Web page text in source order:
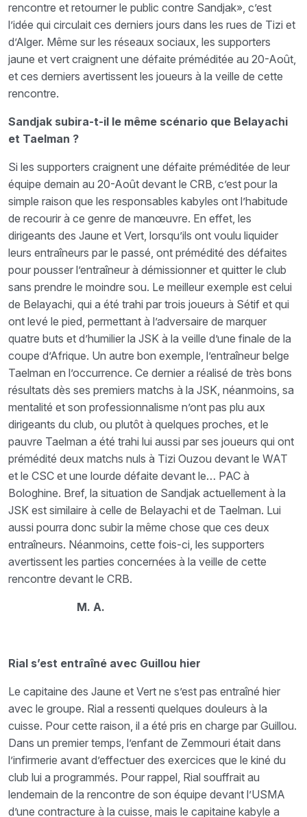
rencontre et retourner le public contre Sandjak», c’est
l’idée qui circulait ces derniers jours dans les rues de Tizi et
d’Alger. Même sur les réseaux sociaux, les supporters
jaune et vert craignent une défaite préméditée au 20-Août,
et ces derniers avertissent les joueurs à la veille de cette
rencontre.
Sandjak subira-t-il le même scénario que Belayachi
et Taelman ?
Si les supporters craignent une défaite préméditée de leur
équipe demain au 20-Août devant le CRB, c’est pour la
simple raison que les responsables kabyles ont l’habitude
de recourir à ce genre de manœuvre. En effet, les
dirigeants des Jaune et Vert, lorsqu’ils ont voulu liquider
leurs entraîneurs par le passé, ont prémédité des défaites
pour pousser l’entraîneur à démissionner et quitter le club
sans prendre le moindre sou. Le meilleur exemple est celui
de Belayachi, qui a été trahi par trois joueurs à Sétif et qui
ont levé le pied, permettant à l’adversaire de marquer
quatre buts et d’humilier la JSK à la veille d’une finale de la
coupe d’Afrique. Un autre bon exemple, l’entraîneur belge
Taelman en l’occurrence. Ce dernier a réalisé de très bons
résultats dès ses premiers matchs à la JSK, néanmoins, sa
mentalité et son professionnalisme n’ont pas plu aux
dirigeants du club, ou plutôt à quelques proches, et le
pauvre Taelman a été trahi lui aussi par ses joueurs qui ont
prémédité deux matchs nuls à Tizi Ouzou devant le WAT
et le CSC et une lourde défaite devant le… PAC à
Bologhine. Bref, la situation de Sandjak actuellement à la
JSK est similaire à celle de Belayachi et de Taelman. Lui
aussi pourra donc subir la même chose que ces deux
entraîneurs. Néanmoins, cette fois-ci, les supporters
avertissent les parties concernées à la veille de cette
rencontre devant le CRB.
M. A.
Rial s’est entraîné avec Guillou hier
Le capitaine des Jaune et Vert ne s’est pas entraîné hier
avec le groupe. Rial a ressenti quelques douleurs à la
cuisse. Pour cette raison, il a été pris en charge par Guillou.
Dans un premier temps, l’enfant de Zemmouri était dans
l’infirmerie avant d’effectuer des exercices que le kiné du
club lui a programmés. Pour rappel, Rial souffrait au
lendemain de la rencontre de son équipe devant l’USMA
d’une contracture à la cuisse, mais le capitaine kabyle a